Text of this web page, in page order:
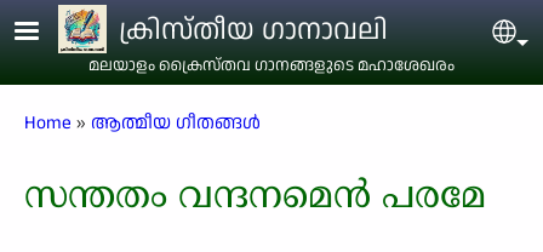
Skip to main contentക്രിസ്തീയ ഗാനാവലി
മലയാളം ക്രൈസ്തവ ഗാനങ്ങളുടെ മഹാശേഖരം
Breadcrumb
Home ആത്മീയ ഗീതങ്ങൾ
സന്തതം വന്ദനമെൻ പരമേ